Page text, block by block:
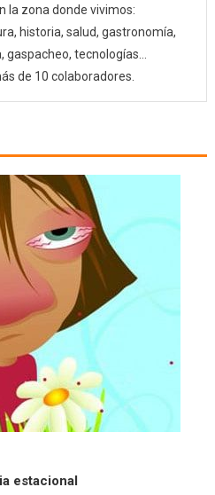
la zona donde vivimos:
historia, salud, gastronomía,
gaspacheo, tecnologías…
de 10 colaboradores.
estacional